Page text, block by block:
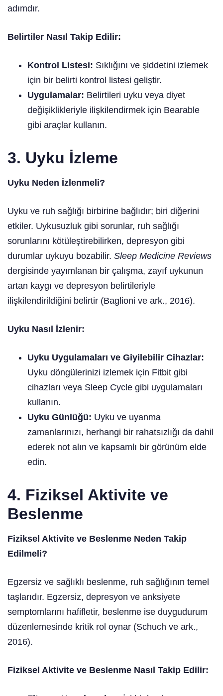
adımdır.
Belirtiler Nasıl Takip Edilir:
Kontrol Listesi: Sıklığını ve şiddetini izlemek
için bir belirti kontrol listesi geliştir.
Uygulamalar: Belirtileri uyku veya diyet
değişiklikleriyle ilişkilendirmek için Bearable
gibi araçlar kullanın.
3. Uyku İzleme
Uyku Neden İzlenmeli?
Uyku ve ruh sağlığı birbirine bağlıdır; biri diğerini
etkiler. Uykusuzluk gibi sorunlar, ruh sağlığı
sorunlarını kötüleştirebilirken, depresyon gibi
durumlar uykuyu bozabilir. Sleep Medicine Reviews
dergisinde yayımlanan bir çalışma, zayıf uykunun
artan kaygı ve depresyon belirtileriyle
ilişkilendirildiğini belirtir (Baglioni ve ark., 2016).
Uyku Nasıl İzlenir:
Uyku Uygulamaları ve Giyilebilir Cihazlar:
Uyku döngülerinizi izlemek için Fitbit gibi
cihazları veya Sleep Cycle gibi uygulamaları
kullanın.
Uyku Günlüğü: Uyku ve uyanma
zamanlarınızı, herhangi bir rahatsızlığı da dahil
ederek not alın ve kapsamlı bir görünüm elde
edin.
4. Fiziksel Aktivite ve
Beslenme
Fiziksel Aktivite ve Beslenme Neden Takip
Edilmeli?
Egzersiz ve sağlıklı beslenme, ruh sağlığının temel
taşlarıdır. Egzersiz, depresyon ve anksiyete
semptomlarını hafifletir, beslenme ise duygudurum
düzenlemesinde kritik rol oynar (Schuch ve ark.,
2016).
Fiziksel Aktivite ve Beslenme Nasıl Takip Edilir: